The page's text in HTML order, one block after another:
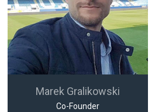
Marek Gralikowski
Co-Founder